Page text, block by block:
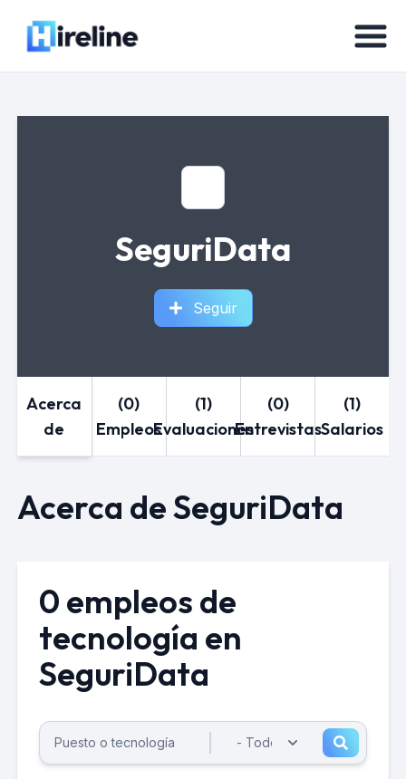
SeguriData
Seguir
Acerca
de
(0)
Empleos
(1)
Evaluaciones
(0)
Entrevistas
(1)
Salarios
Acerca de SeguriData
0 empleos de
tecnología en
SeguriData